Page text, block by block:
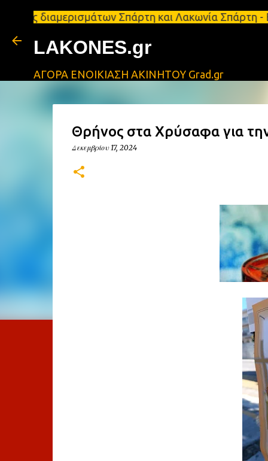
Σπάρτη και Λακωνία Σπάρτη -
LAKONES.gr
ΑΓΟΡΑ ΕΝΟΙΚΙΑΣΗ ΑΚΙΝΗΤΟΥ Grad.gr
Θρήνος στα Χρύσαφα για
Δεκεμβρίου 17, 2024